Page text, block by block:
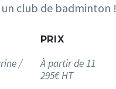
club de badminton !
/
PRIX
À partir de 11
295€ HT